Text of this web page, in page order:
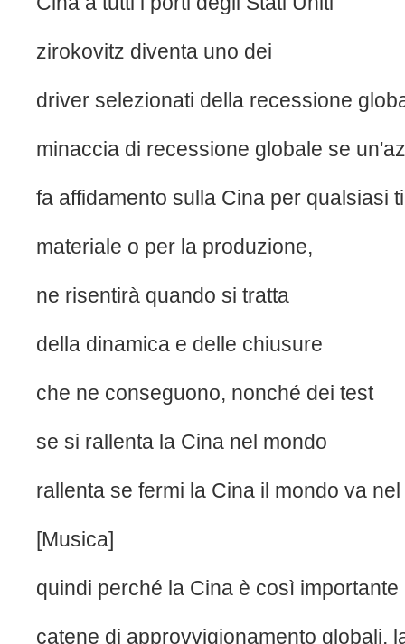
zirokovitz diventa uno dei
driver selezionati della recessione
minaccia di recessione globale se
fa affidamento sulla Cina per qualsiasi
materiale o per la produzione,
ne risentirà quando si tratta
della dinamica e delle chiusure
che ne conseguono, nonché dei test
se si rallenta la Cina nel mondo
rallenta se fermi la Cina il mondo va
[Musica]
quindi perché la Cina è così importante
catene di approvvigionamento globali,